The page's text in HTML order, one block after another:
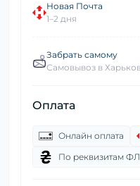
Новая Почта
1–2 дня
Забрать самому
Самовывоз в
Оплата
Онлайн оплата
По реквизитам